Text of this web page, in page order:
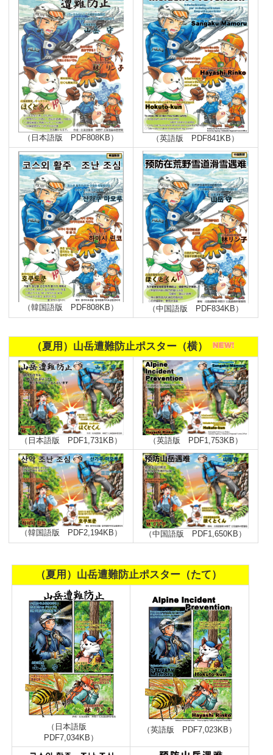
（日本語版 PDF808KB） （英語版 PDF841KB）
（韓国語版 PDF808KB） （中国語版 PDF834KB）
（夏用）山岳遭難防止ポスター（横）
（日本語版 PDF1,731KB） （英語版 PDF1,753KB）
（韓国語版 PDF2,194KB） （中国語版 PDF1,650KB）
（夏用）山岳遭難防止ポスター（たて）
（日本語版
PDF7,034KB）
（英語版 PDF7,023KB）